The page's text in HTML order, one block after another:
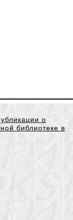
о
библиотеке в